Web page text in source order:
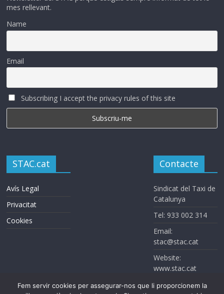
mes rellevant.
Name
Email
Subscribing I accept the privacy rules of this site
STAC.cat
Avís Legal
Privacitat
Cookies
Contacte
Sindicat del Taxi de
Catalunya
Tel: 933 002 314
Email:
stac@stac.cat
Website:
www.stac.cat
Fem servir cookies per assegurar-nos que li proporcionem la